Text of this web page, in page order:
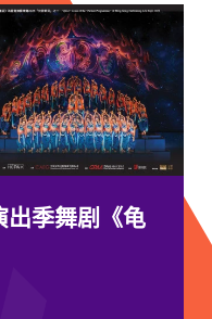
出季舞剧《龟